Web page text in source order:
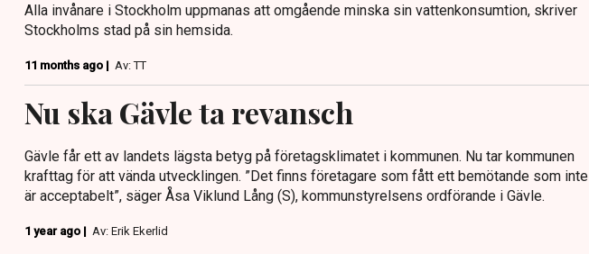
Alla invånare i Stockholm uppmanas att omgående minska sin vattenkonsumtion, skriver
Stockholms stad på sin hemsida.
11 months ago | Av: TT
Nu ska Gävle ta revansch
Gävle får ett av landets lägsta betyg på företagsklimatet i kommunen. Nu tar kommunen
krafttag för att vända utvecklingen. ”Det finns företagare som fått ett bemötande som inte
är acceptabelt”, säger Åsa Viklund Lång (S), kommunstyrelsens ordförande i Gävle.
1 year ago | Av: Erik Ekerlid